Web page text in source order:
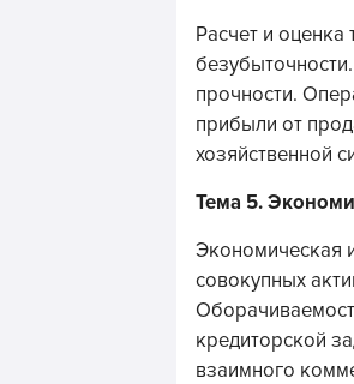
Расчет и
прочности.
прибыли от
хозяйственной
Тема 5.
Экономическая
совокупных
кредиторской
взаимного